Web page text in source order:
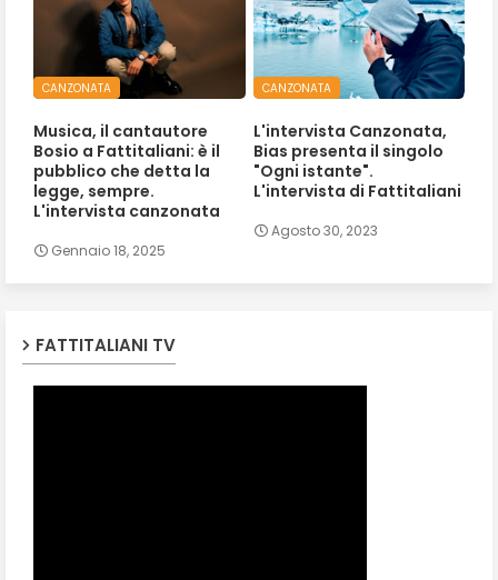
CANZONATA
Musica, il cantautore
Bosio a Fattitaliani: è il
pubblico che detta la
legge, sempre.
L'intervista canzonata
Gennaio 18, 2025
CANZONATA
L'intervista Canzonata,
Bias presenta il singolo
"Ogni istante".
L'intervista di Fattitaliani
Agosto 30, 2023
FATTITALIANI TV